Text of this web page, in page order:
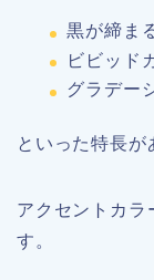
黒が締ま
ビビッド
グラデー
といった特長が
アクセントカラ
す。